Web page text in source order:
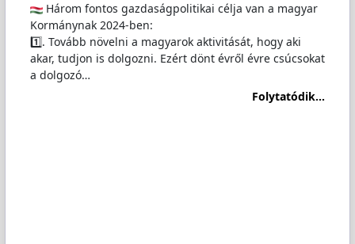
Három fontos gazdaságpolitikai célja van a magyar
Kormánynak 2024-ben:
1️⃣. Tovább növelni a magyarok aktivitását, hogy aki
akar, tudjon is dolgozni. Ezért dönt évről évre csúcsokat
a dolgozó…
Folytatódik...